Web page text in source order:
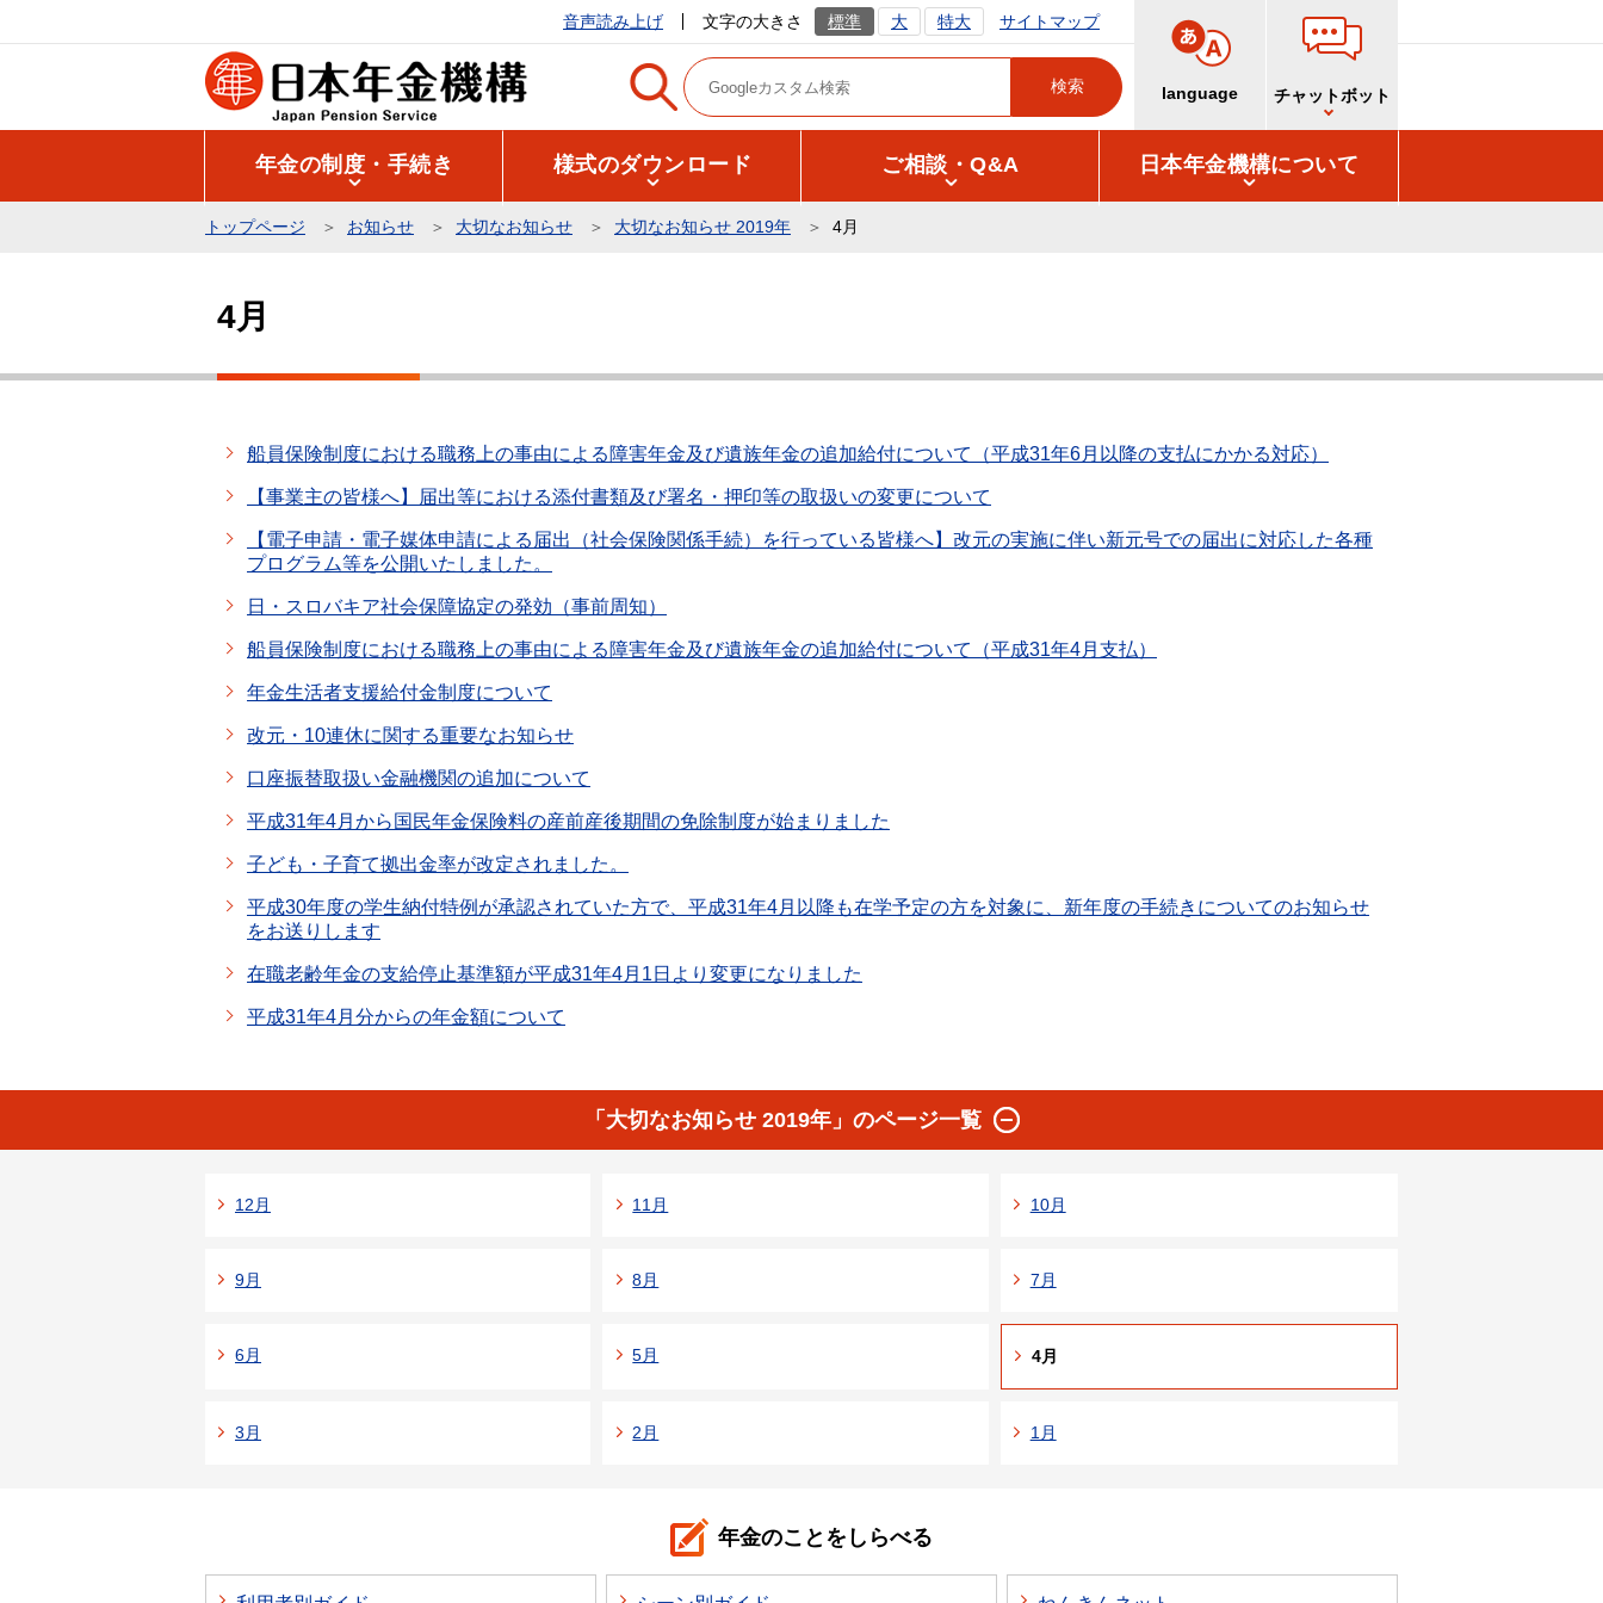
の
音声読み上げ 文字の大きさ 標準 大 特大 サイトマップ
language チャットボット
年金の制度・手続き 様式のダウンロード ご相談・Q&A 日本年金機構について
トップページ お知らせ 大切なお知らせ 大切なお知らせ 2019年 4月
4月
船員保険制度における職務上の事由による障害年金及び遺族年金の追加給付について（平成31年6月以降の支払にかかる対応）
【事業主の皆様へ】届出等における添付書類及び署名・押印等の取扱いの変更について
【電子申請・電子媒体申請による届出（社会保険関係手続）を行っている皆様へ】改元の実施に伴い新元号での届出に対応した各種
プログラム等を公開いたしました。
日・スロバキア社会保障協定の発効（事前周知）
船員保険制度における職務上の事由による障害年金及び遺族年金の追加給付について（平成31年4月支払）
年金生活者支援給付金制度について
改元・10連休に関する重要なお知らせ
口座振替取扱い金融機関の追加について
平成31年4月から国民年金保険料の産前産後期間の免除制度が始まりました
子ども・子育て拠出金率が改定されました。
平成30年度の学生納付特例が承認されていた方で、平成31年4月以降も在学予定の方を対象に、新年度の手続きについてのお知らせ
をお送りします
在職老齢年金の支給停止基準額が平成31年4月1日より変更になりました
平成31年4月分からの年金額について
「大切なお知らせ 2019年」のページ一覧
12月 11月 10月
9月 8月 7月
6月 5月 4月
3月 2月 1月
年金のことをしらべる